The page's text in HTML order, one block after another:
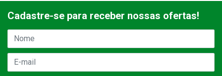
Cadastre-se para receber nossas ofertas!